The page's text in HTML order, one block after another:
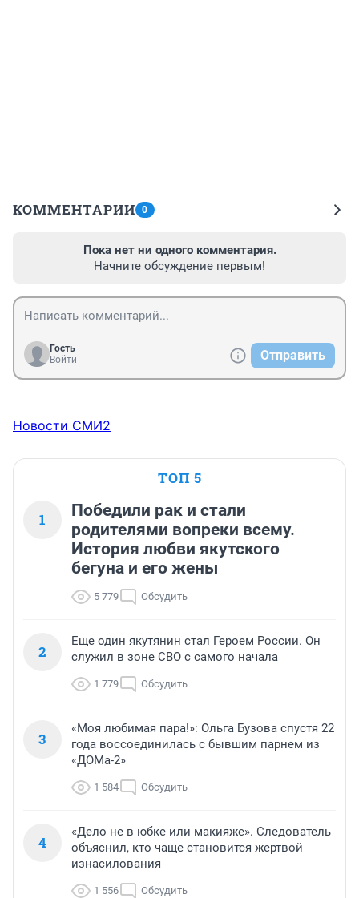
КОММЕНТАРИИ 0
Пока нет ни одного комментария.
Начните обсуждение первым!
Гость
Войти
Отправить
Новости СМИ2
ТОП 5
1
Победили рак и стали
родителями вопреки всему.
История любви якутского
бегуна и его жены
5 779 Обсудить
2
Еще один якутянин стал Героем России. Он
служил в зоне СВО с самого начала
1 779 Обсудить
3
«Моя любимая пара!»: Ольга Бузова спустя 22
года воссоединилась с бывшим парнем из
«ДОМа-2»
1 584 Обсудить
4
«Дело не в юбке или макияже». Следователь
объяснил, кто чаще становится жертвой
изнасилования
1 556 Обсудить